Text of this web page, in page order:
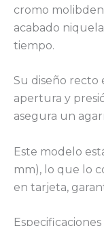
cromo
acabado
tiempo.
Su diseño recto
apertura y
asegura un
Este modelo
mm), lo que lo
en tarjeta,